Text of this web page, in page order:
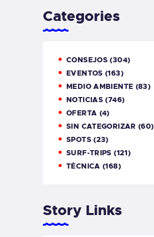
Categories
CONSEJOS (304)
EVENTOS (163)
MEDIO AMBIENTE (83)
NOTICIAS (746)
OFERTA (4)
SIN CATEGORIZAR (60)
SPOTS(23)
SURF-TRIPS (121)
TÉCNICA (168)
Story Links